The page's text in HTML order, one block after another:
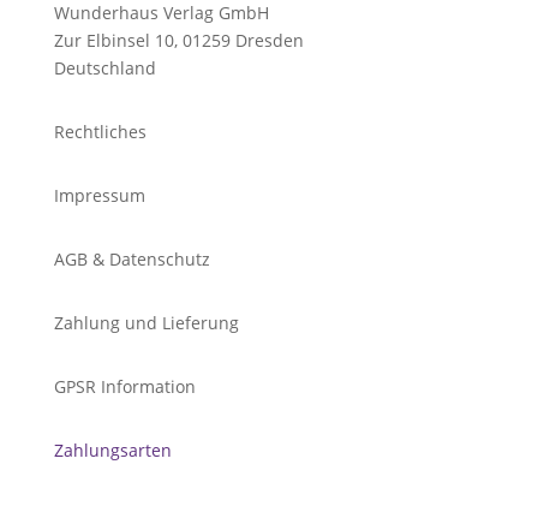
Wunderhaus Verlag GmbH
Zur Elbinsel 10, 01259 Dresden
Deutschland
Rechtliches
Impressum
AGB & Datenschutz
Zahlung und Lieferung
GPSR Information
Zahlungsarten